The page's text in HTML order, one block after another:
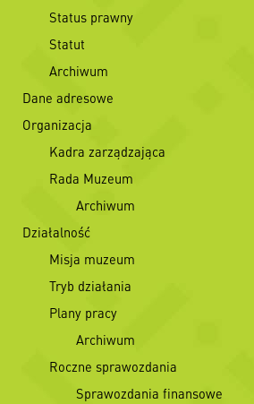
Status prawny
Statut
Archiwum
Dane adresowe
Organizacja
Kadra zarządzająca
Rada Muzeum
Archiwum
Działalność
Misja muzeum
Tryb działania
Plany pracy
Archiwum
Roczne sprawozdania
Sprawozdania finansowe